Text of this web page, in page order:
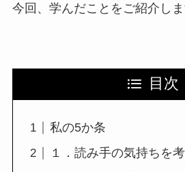
今回、学んだことをご紹介しま
目次
私の5か条
１．読み手の気持ちを